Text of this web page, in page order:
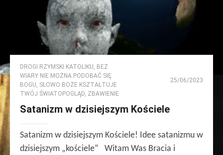
DROGI RZYMSKI KATOLIKU, BEZ
WIARY NIE MOŻNA PODOBAĆ SIĘ
BOGU, SŁOWO BOŻE KSZTAŁTUJE
TWÓJ ŚWIATOPOGLĄD, ZBAWIENIE
25/06/2023
Satanizm w dzisiejszym Kościele
Satanizm w dzisiejszym Kościele! Idee satanizmu w
dzisiejszym „kościele” Witam Was Bracia i